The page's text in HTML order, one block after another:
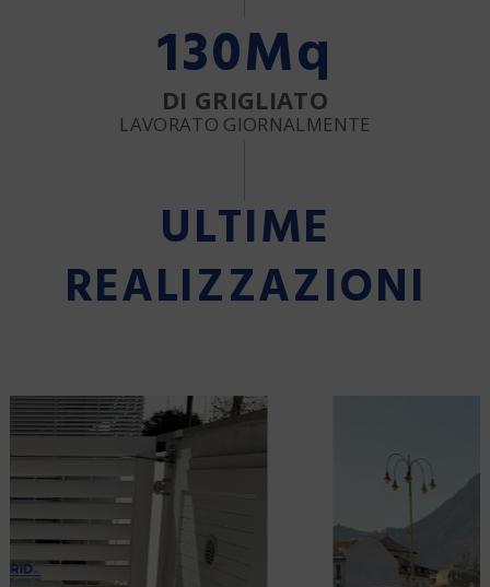
130Mq
DI GRIGLIATO
LAVORATO GIORNALMENTE
ULTIME
REALIZZAZIONI